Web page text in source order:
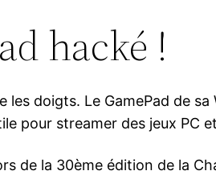
hacké !
les doigts. Le GamePad de
pour streamer des jeux PC et
de la 30ème édition de la